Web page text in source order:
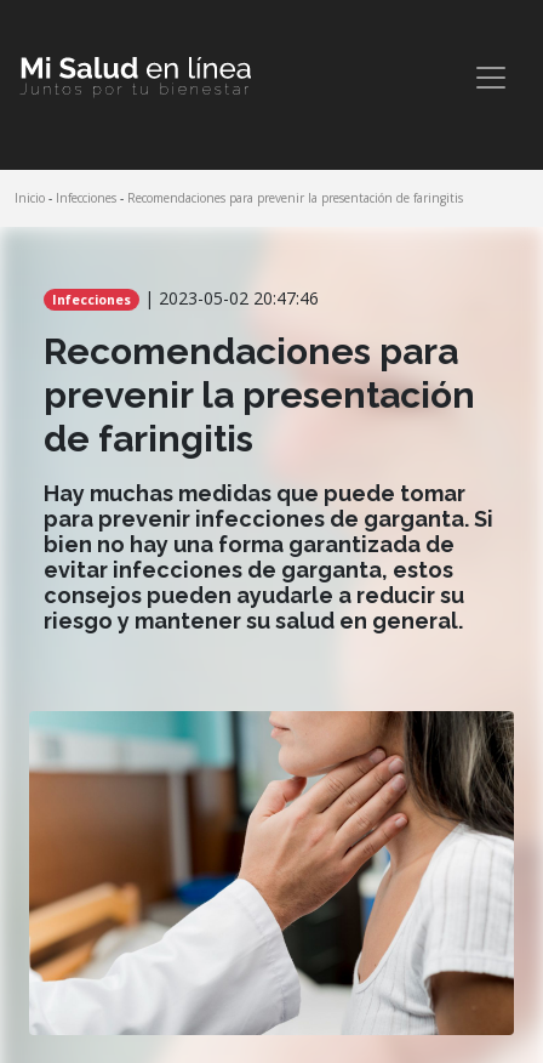
Comparte este artículo
Inicio - Infecciones - Recomendaciones para prevenir la presentación de faringitis
Infecciones | 2023-05-02 20:47:46
Recomendaciones para
prevenir la presentación
de faringitis
Hay muchas medidas que puede tomar
para prevenir infecciones de garganta. Si
bien no hay una forma garantizada de
evitar infecciones de garganta, estos
consejos pueden ayudarle a reducir su
riesgo y mantener su salud en general.